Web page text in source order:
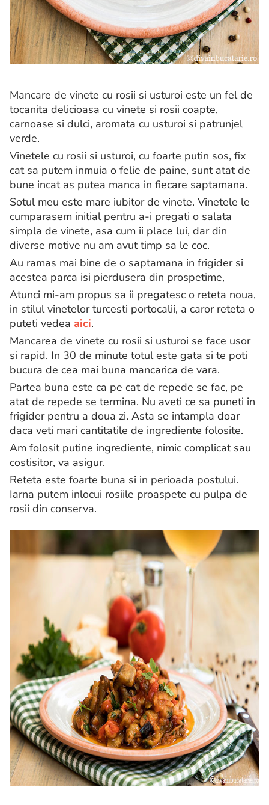
Mancare de vinete cu rosii si usturoi este un fel de
tocanita delicioasa cu vinete si rosii coapte,
carnoase si dulci, aromata cu usturoi si patrunjel
verde.
Vinetele cu rosii si usturoi, cu foarte putin sos, fix
cat sa putem inmuia o felie de paine, sunt atat de
bune incat as putea manca in fiecare saptamana.
Sotul meu este mare iubitor de vinete. Vinetele le
cumparasem initial pentru a-i pregati o salata
simpla de vinete, asa cum ii place lui, dar din
diverse motive nu am avut timp sa le coc.
Au ramas mai bine de o saptamana in frigider si
acestea parca isi pierdusera din prospetime,
Atunci mi-am propus sa ii pregatesc o reteta noua,
in stilul vinetelor turcesti portocalii, a caror reteta o
puteti vedea aici.
Mancarea de vinete cu rosii si usturoi se face usor
si rapid. In 30 de minute totul este gata si te poti
bucura de cea mai buna mancarica de vara.
Partea buna este ca pe cat de repede se fac, pe
atat de repede se termina. Nu aveti ce sa puneti in
frigider pentru a doua zi. Asta se intampla doar
daca veti mari cantitatile de ingrediente folosite.
Am folosit putine ingrediente, nimic complicat sau
costisitor, va asigur.
Reteta este foarte buna si in perioada postului.
Iarna putem inlocui rosiile proaspete cu pulpa de
rosii din conserva.